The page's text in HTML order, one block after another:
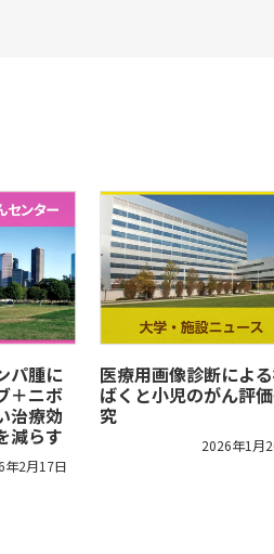
パ腫に
＋ニボ
治療効
減らす
年2月17日
医療用画像診断によ
ばくと小児のがん評
究
2026年1月